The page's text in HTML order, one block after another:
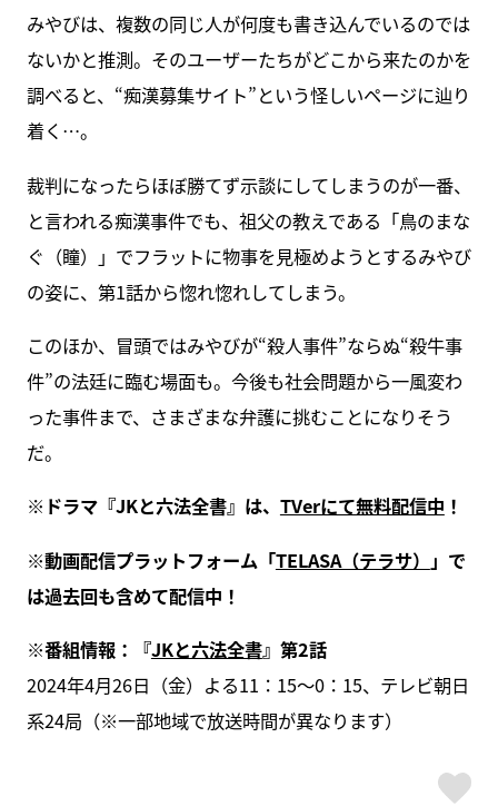
みやびは、複数の同じ人が何度も書き込んでいるのでは
ないかと推測。そのユーザーたちがどこから来たのかを
調べると、“痴漢募集サイト”という怪しいページに辿り
着く…。
裁判になったらほぼ勝てず示談にしてしまうのが一番、
と言われる痴漢事件でも、祖父の教えである「鳥のまな
ぐ（瞳）」でフラットに物事を見極めようとするみやび
の姿に、第1話から惚れ惚れしてしまう。
このほか、冒頭ではみやびが“殺人事件”ならぬ“殺牛事
件”の法廷に臨む場面も。今後も社会問題から一風変わ
った事件まで、さまざまな弁護に挑むことになりそう
だ。
※ドラマ『JKと六法全書』は、 TVerにて無料配信中 ！
※動画配信プラットフォーム「TELASA（テラサ） 」で
は過去回も含めて配信中！
※番組情報：『JKと六法全書』第2話
2024年4月26日（金）よる11：15～0：15、テレビ朝日
系24局（※一部地域で放送時間が異なります）